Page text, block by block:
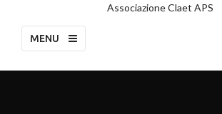
Associazione Claet APS
MENU